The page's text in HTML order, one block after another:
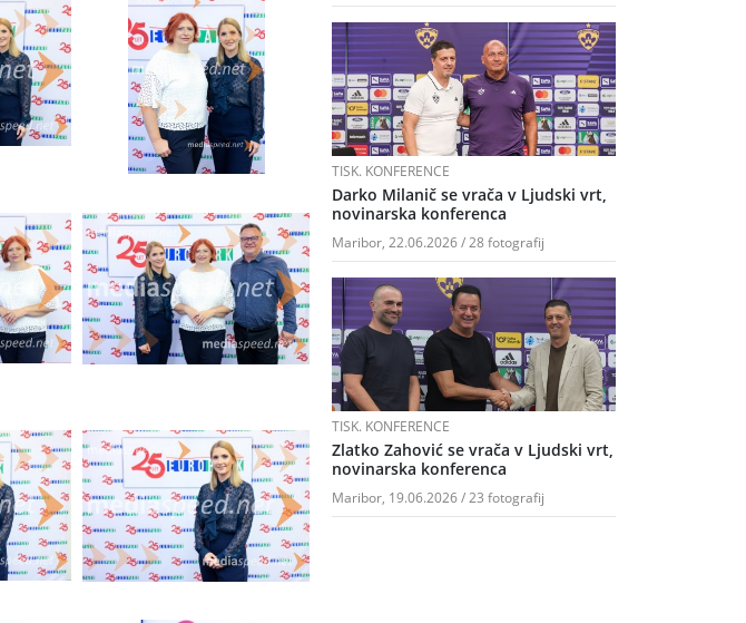
TISK. KONFERENCE
Darko Milanič se vrača v Ljudski vrt,
novinarska konferenca
Maribor, 22.06.2026 / 28 fotografij
TISK. KONFERENCE
Zlatko Zahović se vrača v Ljudski vrt,
novinarska konferenca
Maribor, 19.06.2026 / 23 fotografij